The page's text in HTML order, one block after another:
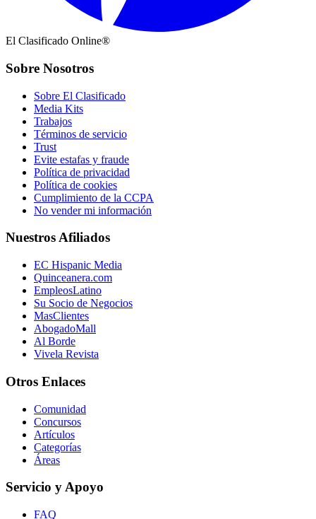
El Clasificado Online®
Sobre Nosotros
Sobre El Clasificado
Media Kits
Trabajos
Términos de servicio
Trust
Evite estafas y fraude
Política de privacidad
Política de cookies
Cumplimiento de la CCPA
No vender mi información
Nuestros Afiliados
EC Hispanic Media
Quinceanera.com
EmpleosLatino
Su Socio de Negocios
MasClientes
AbogadoMall
Al Borde
Vivela Revista
Otros Enlaces
Comunidad
Concursos
Artículos
Categorías
Áreas
Servicio y Apoyo
FAQ